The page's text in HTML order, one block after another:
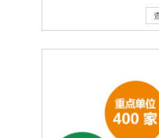
消防技术服务机构每月对
保养记录。通过委托专业
有效，在火灾发生时发